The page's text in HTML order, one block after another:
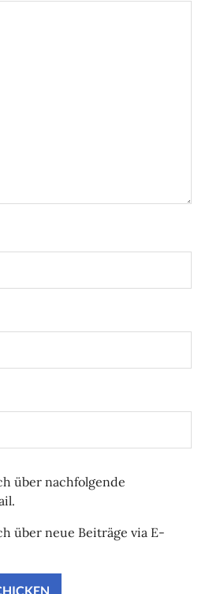
über nachfolgende
über neue Beiträge via E-